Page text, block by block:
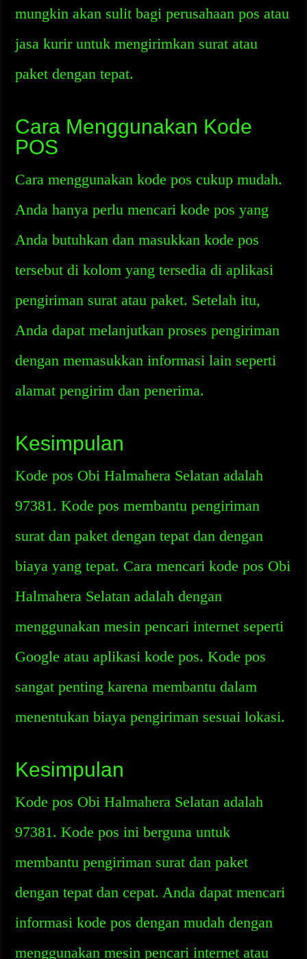
mungkin akan sulit bagi perusahaan pos atau
jasa kurir untuk mengirimkan surat atau
paket dengan tepat.
Cara Menggunakan Kode
POS
Cara menggunakan kode pos cukup mudah.
Anda hanya perlu mencari kode pos yang
Anda butuhkan dan masukkan kode pos
tersebut di kolom yang tersedia di aplikasi
pengiriman surat atau paket. Setelah itu,
Anda dapat melanjutkan proses pengiriman
dengan memasukkan informasi lain seperti
alamat pengirim dan penerima.
Kesimpulan
Kode pos Obi Halmahera Selatan adalah
97381. Kode pos membantu pengiriman
surat dan paket dengan tepat dan dengan
biaya yang tepat. Cara mencari kode pos Obi
Halmahera Selatan adalah dengan
menggunakan mesin pencari internet seperti
Google atau aplikasi kode pos. Kode pos
sangat penting karena membantu dalam
menentukan biaya pengiriman sesuai lokasi.
Kesimpulan
Kode pos Obi Halmahera Selatan adalah
97381. Kode pos ini berguna untuk
membantu pengiriman surat dan paket
dengan tepat dan cepat. Anda dapat mencari
informasi kode pos dengan mudah dengan
menggunakan mesin pencari internet atau